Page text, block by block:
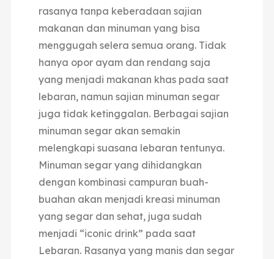
rasanya tanpa keberadaan sajian
makanan dan minuman yang bisa
menggugah selera semua orang. Tidak
hanya opor ayam dan rendang saja
yang menjadi makanan khas pada saat
lebaran, namun sajian minuman segar
juga tidak ketinggalan. Berbagai sajian
minuman segar akan semakin
melengkapi suasana lebaran tentunya.
Minuman segar yang dihidangkan
dengan kombinasi campuran buah-
buahan akan menjadi kreasi minuman
yang segar dan sehat, juga sudah
menjadi “iconic drink” pada saat
Lebaran. Rasanya yang manis dan segar